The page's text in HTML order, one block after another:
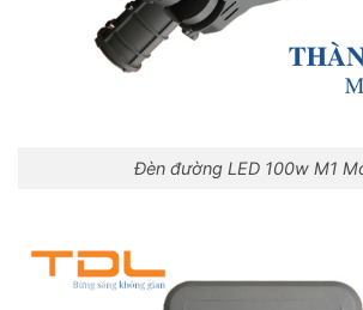
Đèn đường LED 100w M1